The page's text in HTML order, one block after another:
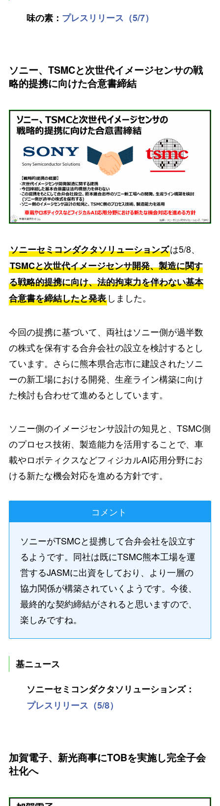
味の素： プレスリリース（5/7）
ソニー、TSMCと次世代イメージセンサの戦
略的提携に向けた合意書締結
ソニーセミコンダクタソリューションズは5/8、
TSMCと次世代イメージセンサ開発、製造に関す
る戦略的提携に向け、法的拘束力を伴わない基本
合意書を締結したと発表しました。
今回の提携に基づいて、両社はソニー側が過半数
の株式を保有する合弁会社の設立を検討するとし
ています。さらに熊本県合志市に建設されたソニ
ーの新工場における開発、生産ライン構築に向け
た検討も合わせて進めるとしています。
ソニー側のイメージセンサ設計の知見と、TSMC側
のプロセス技術、製造能力を活用することで、車
載やロボティクスなどフィジカルAI応用分野にお
ける新たな機会対応を進める方針です。
コメント
ソニーがTSMCと提携して合弁会社を設立す
るようです。同社は既にTSMC熊本工場を運
営するJASMに出資をしており、より一層の
協力関係が構築されていくようです。今後、
最終的な契約締結がされると思いますので、
楽しみですね。
基ニュース
ソニーセミコンダクタソリューションズ：
プレスリリース（5/8）
加賀電子、新光商事にTOBを実施し完全子会
社化へ